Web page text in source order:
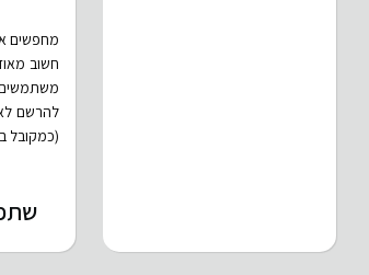
מחפשים
חשוב
משתמשים
להרשם
(כמקובל